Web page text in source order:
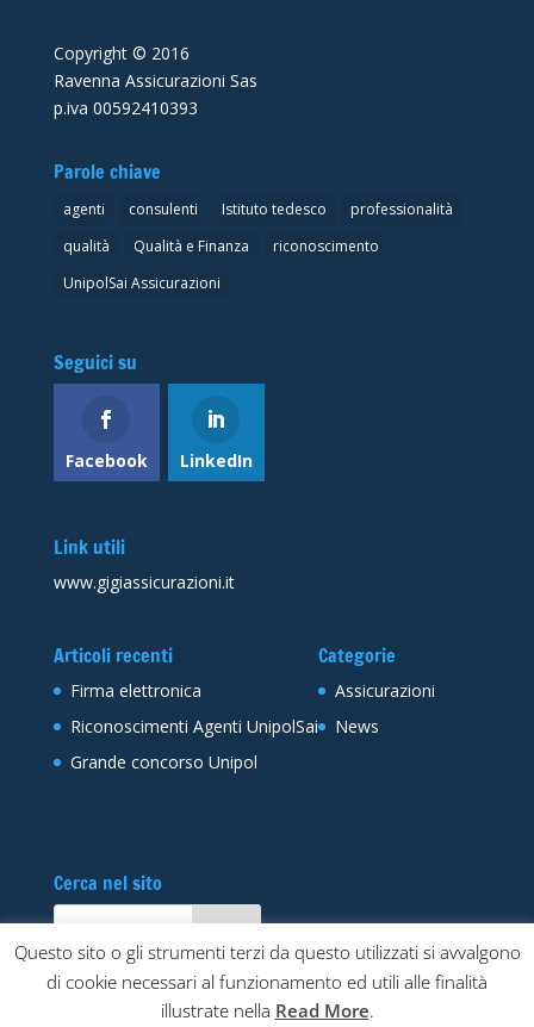
Copyright © 2016
Ravenna Assicurazioni Sas
p.iva 00592410393
Parole chiave
agenti consulenti Istituto tedesco
professionalità
qualità
Qualità e Finanza
riconoscimento
UnipolSai Assicurazioni
Seguici su
Facebook LinkedIn
Link utili
www.gigiassicurazioni.it
Articoli recenti
Firma elettronica
Riconoscimenti Agenti UnipolSai
Grande concorso Unipol
Categorie
Assicurazioni
News
Cerca nel sito
Questo sito o gli strumenti terzi da questo utilizzati si avvalgono
di cookie necessari al funzionamento ed utili alle finalità
illustrate nella Read More.